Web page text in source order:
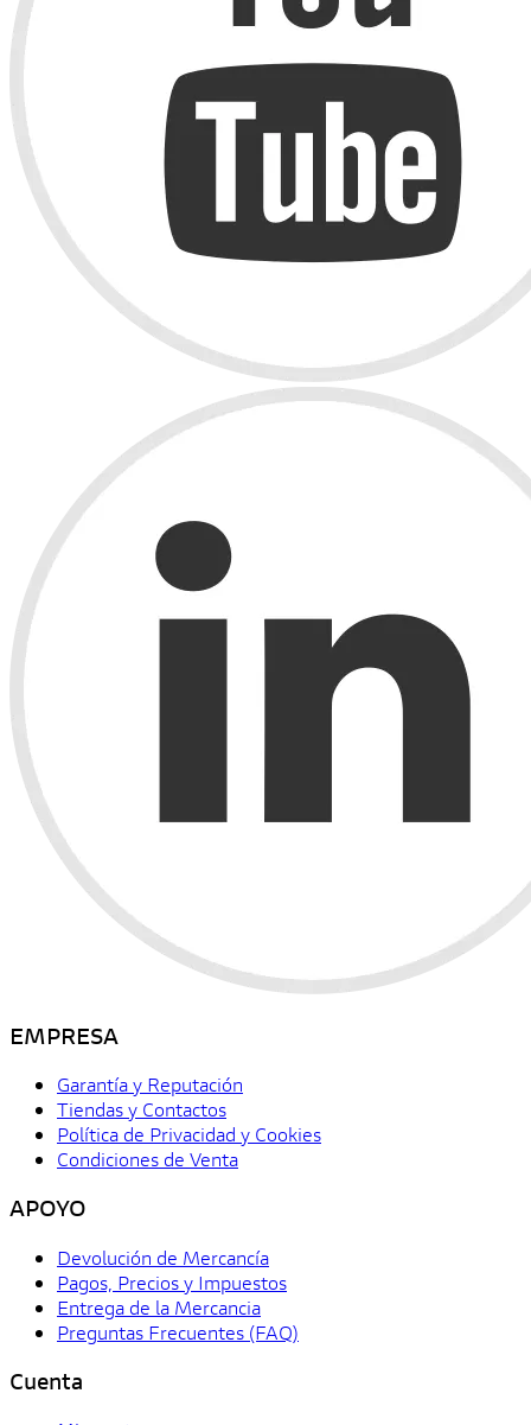
EMPRESA
Garantía y Reputación
Tiendas y Contactos
Política de Privacidad y Cookies
Condiciones de Venta
APOYO
Devolución de Mercancía
Pagos, Precios y Impuestos
Entrega de la Mercancia
Preguntas Frecuentes (FAQ)
Cuenta